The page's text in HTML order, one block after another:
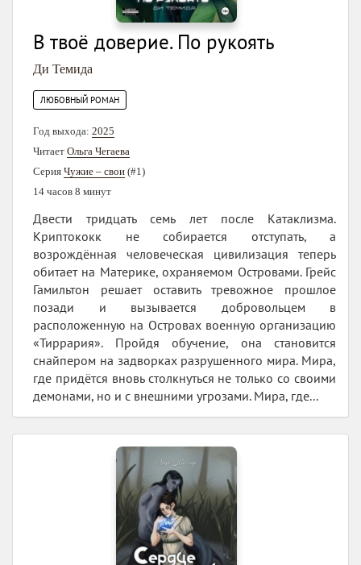
В твоё доверие. По рукоять
Ди Темида
ЛЮБОВНЫЙ РОМАН
Год выхода: 2025
Читает Ольга Чегаева
Серия Чужие – свои (#1)
14 часов 8 минут
Двести тридцать семь лет после Катаклизма.
Криптококк не собирается отступать, а
возрождённая человеческая цивилизация теперь
обитает на Материке, охраняемом Островами. Грейс
Гамильтон решает оставить тревожное прошлое
позади и вызывается добровольцем в
расположенную на Островах военную организацию
«Тиррария». Пройдя обучение, она становится
снайпером на задворках разрушенного мира. Мира,
где придётся вновь столкнуться не только со своими
демонами, но и с внешними угрозами. Мира, где...